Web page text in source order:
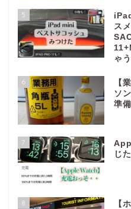
5
ス
ゃう
6
【
ソ
準
7
じ
8
【